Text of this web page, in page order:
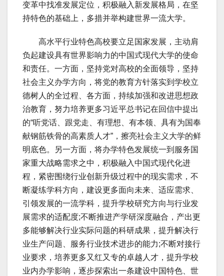
变革中找准发展定位，积极融入新发展格局，在坚
持特色的基础上，多措并举构建世界一流大学。
高水平行业特色高校要立足国家发展，主动肩
负起建设具有世界影响力的中国式现代大学的使命
和责任。一方面，坚持党对高校的全面领导，坚持
社会主义办学方向，将党的教育方针落实到学校立
德树人的全过程、各方面，持续加强和改进思想政
治教育，努力培养更多习近平总书记在回信中提出
的“听党话、跟党走、有理想、有本领、具有为国奉
献钢筋铁骨的高素质人才”，擦亮社会主义大学的鲜
明底色。另一方面，将办学特色发展统一到服务国
家重大战略需求之中，积极融入中国式现代化进
程，紧密围绕行业创新升级过程中的现实需求，不
断凝练学科方向，建设更多面向未来、适应需求、
引领发展的一流学科，提升学校研究方向与行业发
展需求的适配度;不断推进产学研深度融合，产出更
多能够解决行业实际问题的科研成果，提升解决行
业生产问题、服务行业技术进步的能力;不断对接行
业要求，培养更多又红又专的卓越人才，提升学校
业内办学影响，逐步探索出一条建设中国特色、世